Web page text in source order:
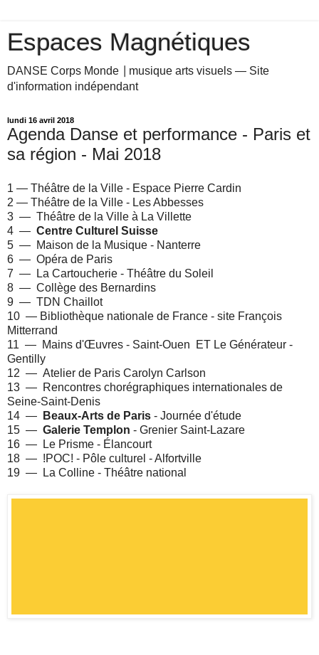
Espaces Magnétiques
DANSE Corps Monde ⎥ musique arts visuels — Site
d'information indépendant
lundi 16 avril 2018
Agenda Danse et performance - Paris et
sa région - Mai 2018
1 — Théâtre de la Ville - Espace Pierre Cardin
2 — Théâtre de la Ville - Les Abbesses
3 — Théâtre de la Ville à La Villette
4 — Centre Culturel Suisse
5 — Maison de la Musique - Nanterre
6 — Opéra de Paris
7 — La Cartoucherie - Théâtre du Soleil
8 — Collège des Bernardins
9 — TDN Chaillot
10 — Bibliothèque nationale de France - site François
Mitterrand
11 — Mains d'Œuvres - Saint-Ouen ET Le Générateur -
Gentilly
12 — Atelier de Paris Carolyn Carlson
13 — Rencontres chorégraphiques internationales de
Seine-Saint-Denis
14 —
Beaux-Arts de Paris - Journée d'étude
15 — Galerie Templon - Grenier Saint-Lazare
16 — Le Prisme - Élancourt
18 — !POC! - Pôle culturel - Alfortville
19 — La Colline - Théâtre national